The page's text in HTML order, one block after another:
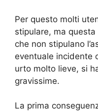
Per questo molti
stipulare, ma
che non stipulano
eventuale incidente
urto molto lieve, si
gravissime.
La prima